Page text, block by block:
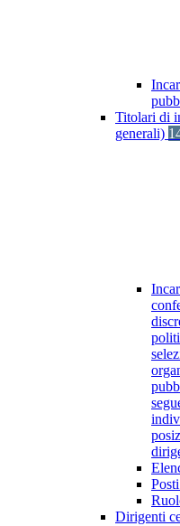
Titolari di
generali)
Dirigenti